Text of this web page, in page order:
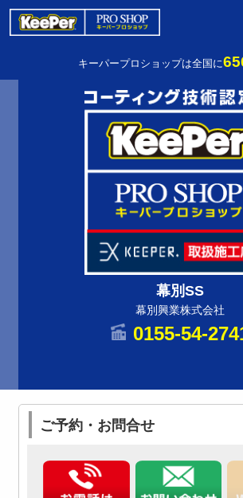
キーパープロショップは全国に
幕別SS
幕別興業株式会社
0155-54-
ご予約・お問合せ